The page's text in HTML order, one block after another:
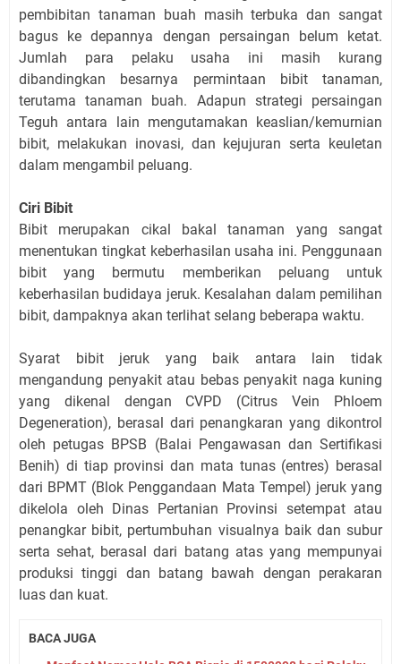
pembibitan tanaman buah masih terbuka dan sangat
bagus ke depannya dengan persaingan belum ketat.
Jumlah para pelaku usaha ini masih kurang
dibandingkan besarnya permintaan bibit tanaman,
terutama tanaman buah. Adapun strategi persaingan
Teguh antara lain mengutamakan keaslian/kemurnian
bibit, melakukan inovasi, dan kejujuran serta keuletan
dalam mengambil peluang.
Ciri Bibit
Bibit merupakan cikal bakal tanaman yang sangat
menentukan tingkat keberhasilan usaha ini. Penggunaan
bibit yang bermutu memberikan peluang untuk
keberhasilan budidaya jeruk. Kesalahan dalam pemilihan
bibit, dampaknya akan terlihat selang beberapa waktu.
Syarat bibit jeruk yang baik antara lain tidak
mengandung penyakit atau bebas penyakit naga kuning
yang dikenal dengan CVPD (Citrus Vein Phloem
Degeneration), berasal dari penangkaran yang dikontrol
oleh petugas BPSB (Balai Pengawasan dan Sertifikasi
Benih) di tiap provinsi dan mata tunas (entres) berasal
dari BPMT (Blok Penggandaan Mata Tempel) jeruk yang
dikelola oleh Dinas Pertanian Provinsi setempat atau
penangkar bibit, pertumbuhan visualnya baik dan subur
serta sehat, berasal dari batang atas yang mempunyai
produksi tinggi dan batang bawah dengan perakaran
luas dan kuat.
BACA JUGA